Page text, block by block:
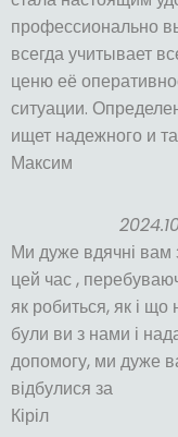
профессионально
всегда учитывает
ценю её
ситуации.
ищет надежного и
Максим
Ми дуже вдячні вам
цей час ,
як робиться, як і
були ви з нами і
допомогу, ми дуже
відбулися за
Кіріл